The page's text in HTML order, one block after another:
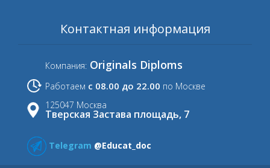
Контактная информация
Компания: Originals Diploms
Работаем с 08.00 до 22.00 по Москве
125047 Москва
Тверская Застава площадь, 7
Telegram @Educat_doc